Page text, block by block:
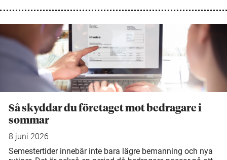
Så skyddar du företaget mot bedragare i
sommar
8 juni 2026
Semestertider innebär inte bara lägre bemanning och nya